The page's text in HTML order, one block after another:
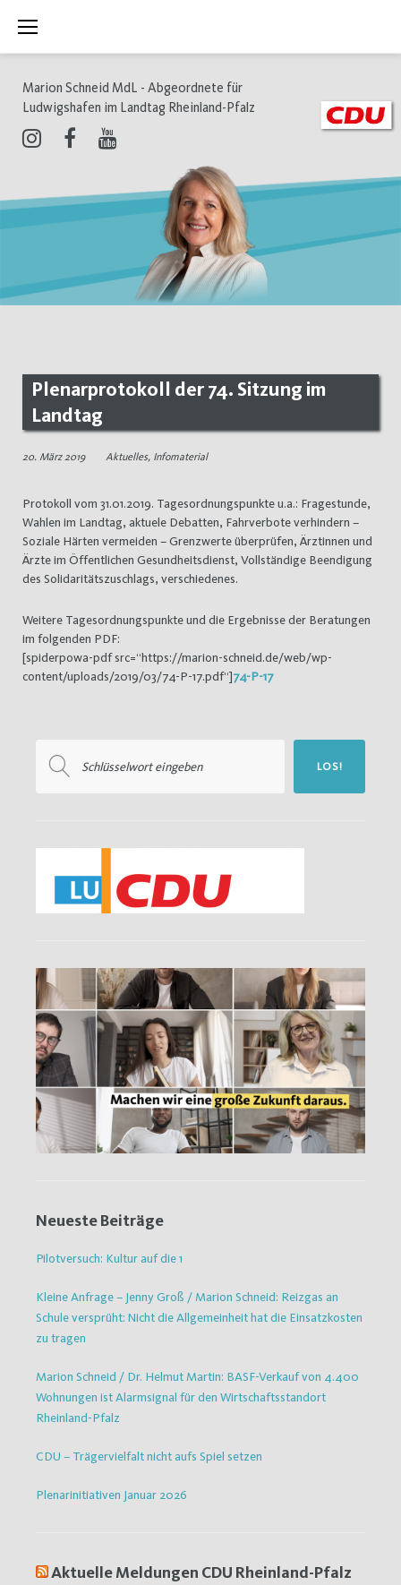
Inhalt
Marion Schneid MdL - Abgeordnete für
Ludwigshafen im Landtag Rheinland-Pfalz
Plenarprotokoll der 74. Sitzung im
Landtag
20. März 2019 Aktuelles, Infomaterial
Protokoll vom 31.01.2019. Tagesordnungspunkte u.a.: Fragestunde,
Wahlen im Landtag, aktuele Debatten, Fahrverbote verhindern –
Soziale Härten vermeiden – Grenzwerte überprüfen, Ärztinnen und
Ärzte im Öffentlichen Gesundheitsdienst, Vollständige Beendigung
des Solidaritätszuschlags, verschiedenes.
Weitere Tagesordnungspunkte und die Ergebnisse der Beratungen
im folgenden PDF:
[spiderpowa-pdf src=“https://marion-schneid.de/web/wp-
content/uploads/2019/03/74-P-17.pdf“]74-P-17
nach:
LOS!
Neueste Beiträge
Pilotversuch: Kultur auf die 1
Kleine Anfrage – Jenny Groß / Marion Schneid: Reizgas an
Schule versprüht: Nicht die Allgemeinheit hat die Einsatzkosten
zu tragen
Marion Schneid / Dr. Helmut Martin: BASF-Verkauf von 4.400
Wohnungen ist Alarmsignal für den Wirtschaftsstandort
Rheinland-Pfalz
CDU – Trägervielfalt nicht aufs Spiel setzen
Plenarinitiativen Januar 2026
Aktuelle Meldungen CDU Rheinland-Pfalz